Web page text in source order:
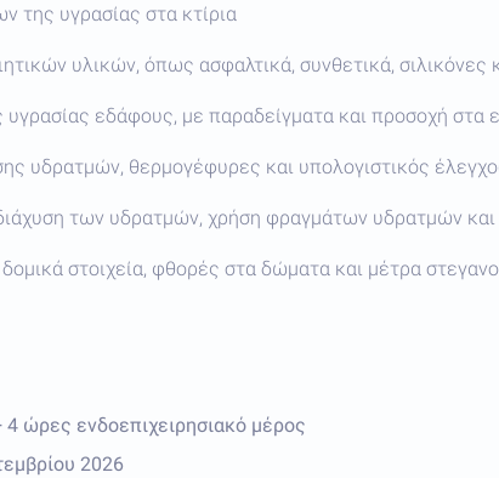
υγρασίας στα κτίρια
υλικών, όπως ασφαλτικά, συνθετικά, σιλικόνες
υγρασίας εδάφους, με παραδείγματα και προσοχή στα
υδρατμών, θερμογέφυρες και υπολογιστικός
των υδρατμών, χρήση φραγμάτων υδρατμών και
στοιχεία, φθορές στα δώματα και μέτρα
ώρες ενδοεπιχειρησιακό μέρος
2026